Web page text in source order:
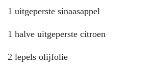
1 uitgeperste sinaasappel
1 halve uitgeperste citroen
2 lepels olijfolie